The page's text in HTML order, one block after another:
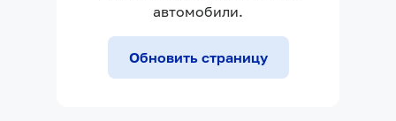
автомобили.
Обновить страницу